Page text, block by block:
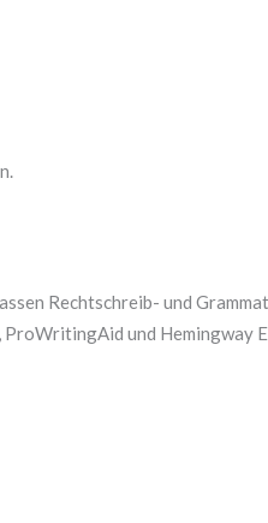
Rechtschreib- und
und Hemingway